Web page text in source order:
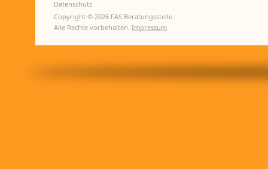
Datenschutz
Copyright © 2026 FAS Beratungsstelle.
Alle Rechte vorbehalten. Impressum